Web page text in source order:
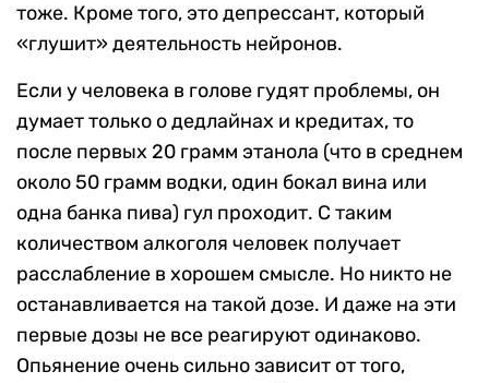
тоже. Кроме того, это депрессант, который
«глушит» деятельность нейронов.
Если у человека в голове гудят проблемы, он
думает только о дедлайнах и кредитах, то
после первых 20 грамм этанола (что в среднем
около 50 грамм водки, один бокал вина или
одна банка пива) гул проходит. С таким
количеством алкоголя человек получает
расслабление в хорошем смысле. Но никто не
останавливается на такой дозе. И даже на эти
первые дозы не все реагируют одинаково.
Опьянение очень сильно зависит от того,